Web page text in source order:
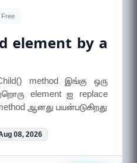
Free
element by a
method இங்கு ஒரு
element ஐ replace
ஆனது பயன்படுகிறது
08, 2026